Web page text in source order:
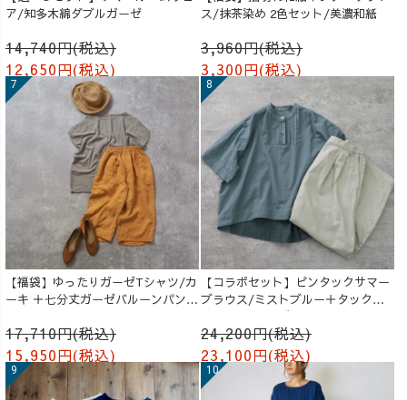
ア/知多木綿ダブルガーゼ
14,740円(税込)
12,650円(税込)
ス/抹茶染め 2色セット/美濃和紙
3,960円(税込)
3,300円(税込)
【福袋】ゆったりガーゼTシャツ/カ
ーキ ＋七分丈ガーゼバルーンパンツ
17,710円(税込)
15,950円(税込)
【コラボセット】ピンタックサマー
ブラウス/ミストブルー＋タックバ
ルーンパンツ/グレージュ
24,200円(税込)
23,100円(税込)